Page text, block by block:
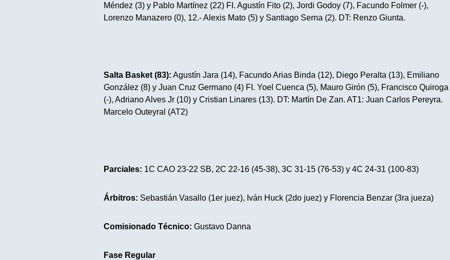
Méndez (3) y Pablo Martínez (22) FI. Agustín Fito (2), Jordi Godoy (7), Facundo Folmer (-),
Lorenzo Manazero (0), 12.- Alexis Mato (5) y Santiago Serna (2). DT: Renzo Giunta.
Salta Basket (83): Agustín Jara (14), Facundo Arias Binda (12), Diego Peralta (13), Emiliano
González (8) y Juan Cruz Germano (4) FI. Yoel Cuenca (5), Mauro Girón (5), Francisco Quiroga
(-), Adriano Alves Jr (10) y Cristian Linares (13). DT: Martín De Zan. AT1: Juan Carlos Pereyra.
Marcelo Outeyral (AT2)
Parciales: 1C CAO 23-22 SB, 2C 22-16 (45-38), 3C 31-15 (76-53) y 4C 24-31 (100-83)
Árbitros: Sebastián Vasallo (1er juez), Iván Huck (2do juez) y Florencia Benzar (3ra jueza)
Comisionado Técnico: Gustavo Danna
Fase Regular